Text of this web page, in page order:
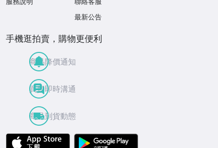
最新公告
手機逛拍賣，購物更便利
商品降價通知
買賣即時溝通
商品到貨動態
APP Store